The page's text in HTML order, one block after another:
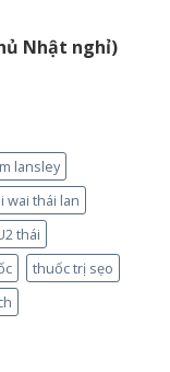
Nhật nghỉ)
lansley
wai thái lan
thái
thuốc trị sẹo